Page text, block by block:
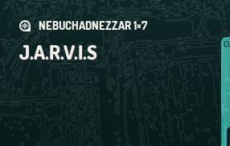
NEBUCHADNEZZAR 1×7
J.A.R.V.I.S